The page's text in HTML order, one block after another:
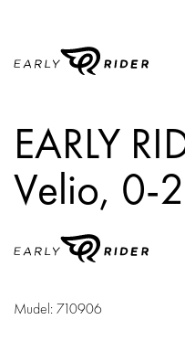
EARLY RIDER Bella
Velio, 0-
Mudel: 710906